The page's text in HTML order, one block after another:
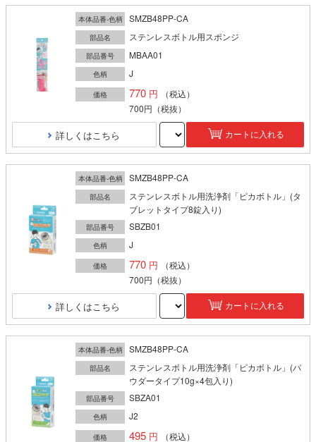
本体品番-色柄 SMZB48PP-CA
部品名 ステンレスボトル用スポンジ
部品番号 MBAA01
色柄 J
価格 770
（税込）
700円 （税抜）
詳しくはこちら カートに入れる
本体品番-色柄 SMZB48PP-CA
部品名
ステンレスボトル用洗浄剤「ピカボトル」(タ
ブレットタイプ8錠入り)
部品番号 SBZB01
色柄 J
価格 770
（税込）
700円 （税抜）
詳しくはこちら カートに入れる
本体品番-色柄 SMZB48PP-CA
部品名
ステンレスボトル用洗浄剤「ピカボトル」(パ
ウダータイプ10g×4包入り)
部品番号 SBZA01
色柄 J2
価格 495
（税込）